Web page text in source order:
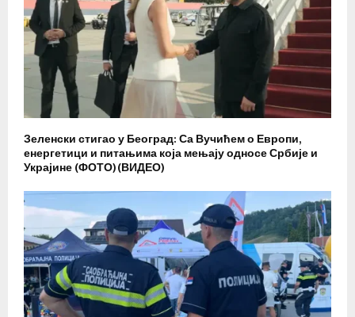
Зеленски стигао у Београд: Са Вучићем о Европи,
енергетици и питањима која мењају односе Србије и
Украјине (ФОТО)(ВИДЕО)